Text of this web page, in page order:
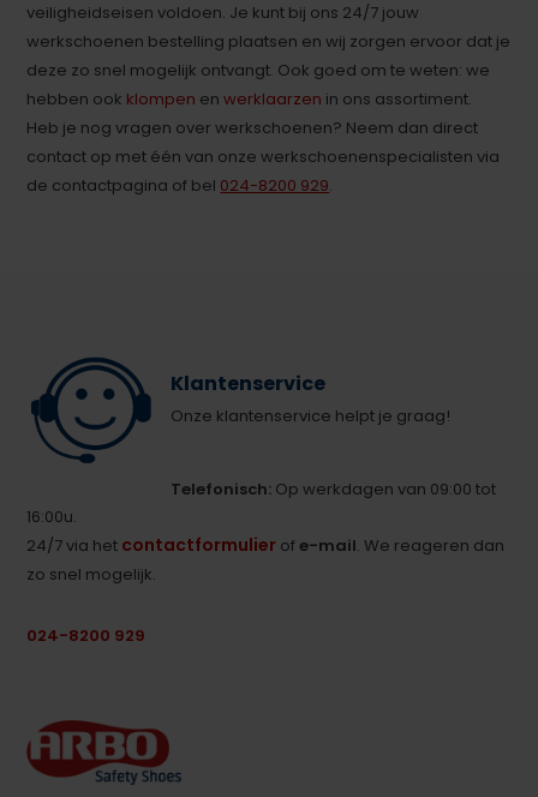
veiligheidseisen voldoen. Je kunt bij ons 24/7 jouw
werkschoenen bestelling plaatsen en wij zorgen ervoor dat je
deze zo snel mogelijk ontvangt. Ook goed om te weten: we
hebben ook klompen enwerklaarzen in ons assortiment.
Heb je nog vragen over werkschoenen? Neem dan direct
contact op met één van onze werkschoenenspecialisten via
de contactpagina of bel 024-8200 929.
Klantenservice
Onze klantenservice helpt je graag!
Telefonisch: Op werkdagen van 09:00 tot
16:00u.
24/7 via het contactformulier ofe-mail. We reageren dan
zo snel mogelijk.
024-8200 929